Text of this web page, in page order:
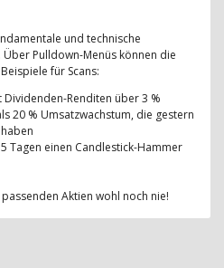
und technische
Pulldown-Menüs können die
für Scans:
Renditen über 3 %
20 % Umsatzwachstum, die gestern
Tagen einen Candlestick-Hammer
Aktien wohl noch nie!